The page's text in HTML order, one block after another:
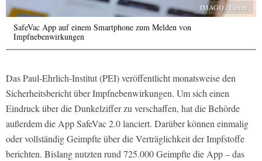
IMAGO / Eibner
SafeVac App auf einem Smartphone zum Melden von
Impfnebenwirkungen
Das Paul-Ehrlich-Institut (PEI) veröffentlicht monatsweise den
Sicherheitsbericht über Impfnebenwirkungen. Um sich einen
Eindruck über die Dunkelziffer zu verschaffen, hat die Behörde
außerdem die App SafeVac 2.0 lanciert. Darüber können einmalig
oder vollständig Geimpfte über die Verträglichkeit der Impfstoffe
berichten. Bislang nutzten rund 725.000 Geimpfte die App – das